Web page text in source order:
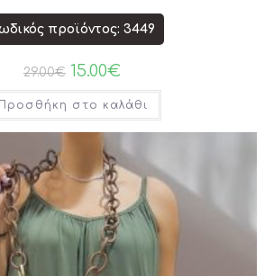
προϊόντος: 3449
29.00€ 15.00€
Προσθήκη στο καλάθι